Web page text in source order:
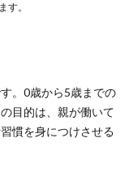
す。
。0歳から5歳までの
目的は、親が働いて
慣を身につけさせる